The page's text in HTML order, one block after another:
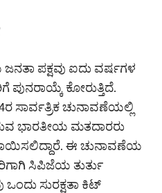
ಪಕ್ಷವು ಐದು ವರ್ಷಗಳ
ಕೋರುತ್ತಿದೆ.
ಸಾರ್ವತ್ರಿಕ ಚುನಾವಣೆಯಲ್ಲಿ
ಭಾರತೀಯ ಮತದಾರರು
ಈ ಚುನಾವಣೆಯ
ಸಿಪಿಜೆಯ ತುರ್ತು
ಸುರಕ್ಷತಾ ಕಿಟ್